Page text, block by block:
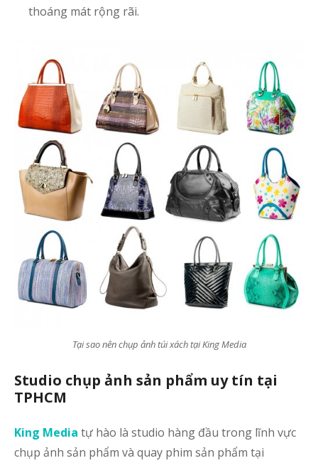
thoáng mát rộng rãi.
Tại sao nên chụp ảnh túi xách tại King Media
Studio chụp ảnh sản phẩm uy tín tại
TPHCM
King Media tự hào là studio hàng đầu trong lĩnh vực
chụp ảnh sản phẩm và quay phim sản phẩm tại